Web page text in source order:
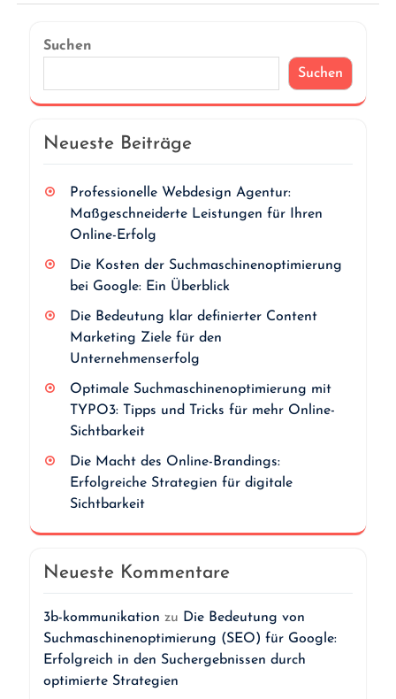
Suchen
Suchen
Neueste Beiträge
Professionelle Webdesign Agentur:
Maßgeschneiderte Leistungen für Ihren
Online-Erfolg
Die Kosten der Suchmaschinenoptimierung
bei Google: Ein Überblick
Die Bedeutung klar definierter Content
Marketing Ziele für den
Unternehmenserfolg
Optimale Suchmaschinenoptimierung mit
TYPO3: Tipps und Tricks für mehr Online-
Sichtbarkeit
Die Macht des Online-Brandings:
Erfolgreiche Strategien für digitale
Sichtbarkeit
Neueste Kommentare
3b-kommunikation zu Die Bedeutung von
Suchmaschinenoptimierung (SEO) für Google:
Erfolgreich in den Suchergebnissen durch
optimierte Strategien